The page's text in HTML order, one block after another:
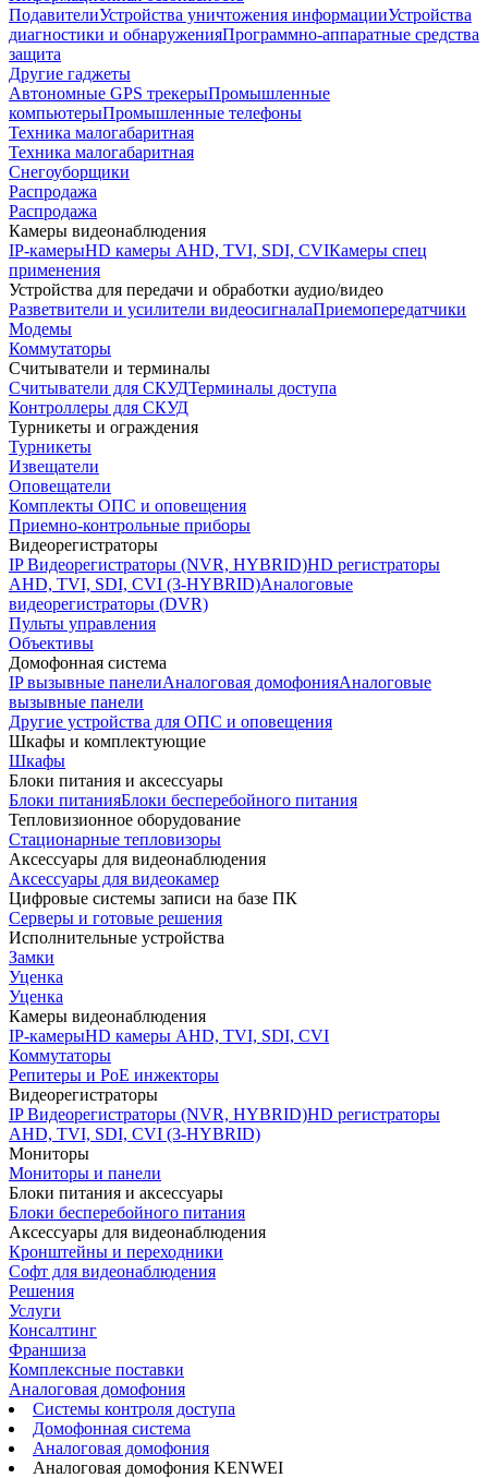
ПодавителиУстройства уничтожения информацииУстройства
диагностики и обнаруженияПрограммно-аппаратные средства
защита
Другие гаджеты
Автономные GPS трекерыПромышленные
компьютерыПромышленные телефоны
Техника малогабаритная
Техника малогабаритная
Снегоуборщики
Распродажа
Распродажа
Камеры видеонаблюдения
IP-камерыHD камеры AHD, TVI, SDI, CVIКамеры спец
применения
Устройства для передачи и обработки аудио/видео
Разветвители и усилители видеосигналаПриемопередатчики
Модемы
Коммутаторы
Считыватели и терминалы
Считыватели для СКУДТерминалы доступа
Контроллеры для СКУД
Турникеты и ограждения
Турникеты
Извещатели
Оповещатели
Комплекты ОПС и оповещения
Приемно-контрольные приборы
Видеорегистраторы
IP Видеорегистраторы (NVR, HYBRID)HD регистраторы
AHD, TVI, SDI, CVI (3-HYBRID)Аналоговые
видеорегистраторы (DVR)
Пульты управления
Объективы
Домофонная система
IP вызывные панелиАналоговая домофонияАналоговые
вызывные панели
Другие устройства для ОПС и оповещения
Шкафы и комплектующие
Шкафы
Блоки питания и аксессуары
Блоки питанияБлоки бесперебойного питания
Тепловизионное оборудование
Стационарные тепловизоры
Аксессуары для видеонаблюдения
Аксессуары для видеокамер
Цифровые системы записи на базе ПК
Серверы и готовые решения
Исполнительные устройства
Замки
Уценка
Уценка
Камеры видеонаблюдения
IP-камерыHD камеры AHD, TVI, SDI, CVI
Коммутаторы
Репитеры и PoE инжекторы
Видеорегистраторы
IP Видеорегистраторы (NVR, HYBRID)HD регистраторы
AHD, TVI, SDI, CVI (3-HYBRID)
Мониторы
Мониторы и панели
Блоки питания и аксессуары
Блоки бесперебойного питания
Аксессуары для видеонаблюдения
Кронштейны и переходники
Софт для видеонаблюдения
Решения
Услуги
Консалтинг
Франшиза
Комплексные поставки
Аналоговая домофония
Системы контроля доступа
Домофонная система
Аналоговая домофония
Аналоговая домофония KENWEI